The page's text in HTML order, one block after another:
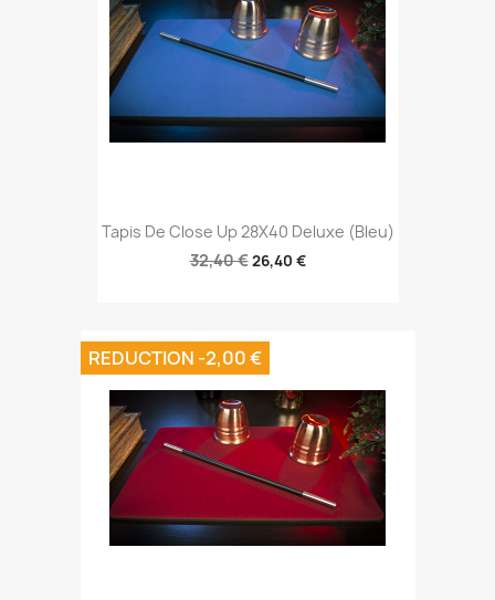
Tapis De Close Up 28X40 Deluxe (Bleu)
32,40 €26,40 €
REDUCTION -2,00 €